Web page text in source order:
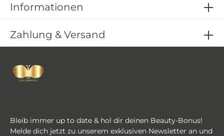
Bleib immer up to date & hol dir deinen Beauty-Bonus!
Melde dich jetzt zu unserem exklusiven Newsletter an und
Informationen
Zahlung & Versand